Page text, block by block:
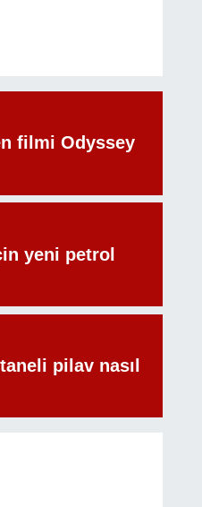
filmi Odyssey
yeni petrol
pilav nasıl